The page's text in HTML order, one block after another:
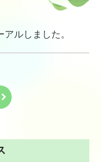
ずま野
アルしました。